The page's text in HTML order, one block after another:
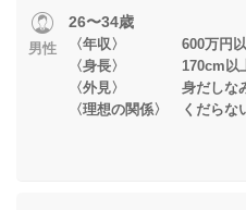
男性
26〜34歳
〈年収〉 600万円以
〈身長〉 170cm以
〈外見〉 身だしなみ
〈理想の関係〉 くだらな